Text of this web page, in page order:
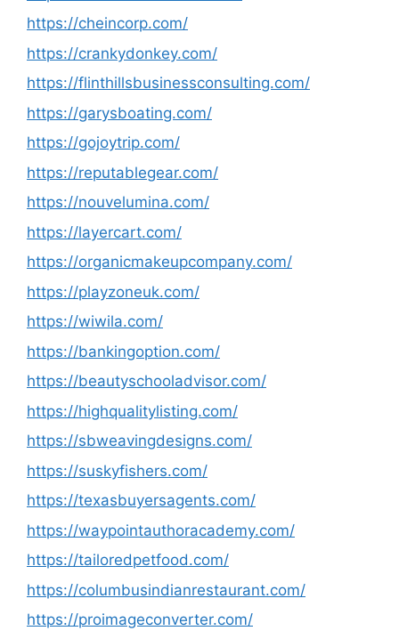
https://cheincorp.com/
https://crankydonkey.com/
https://flinthillsbusinessconsulting.com/
https://garysboating.com/
https://gojoytrip.com/
https://reputablegear.com/
https://nouvelumina.com/
https://layercart.com/
https://organicmakeupcompany.com/
https://playzoneuk.com/
https://wiwila.com/
https://bankingoption.com/
https://beautyschooladvisor.com/
https://highqualitylisting.com/
https://sbweavingdesigns.com/
https://suskyfishers.com/
https://texasbuyersagents.com/
https://waypointauthoracademy.com/
https://tailoredpetfood.com/
https://columbusindianrestaurant.com/
https://proimageconverter.com/